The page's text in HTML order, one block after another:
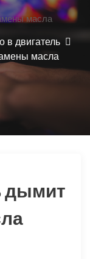
масла
в двигатель
масла
дымит